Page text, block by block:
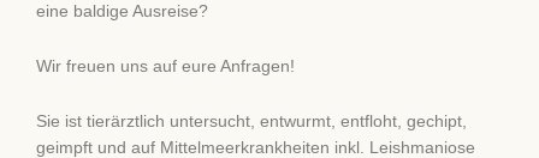
eine baldige Ausreise?
Wir freuen uns auf eure Anfragen!
Sie ist tierärztlich untersucht, entwurmt, entfloht, gechipt,
geimpft und auf Mittelmeerkrankheiten inkl. Leishmaniose